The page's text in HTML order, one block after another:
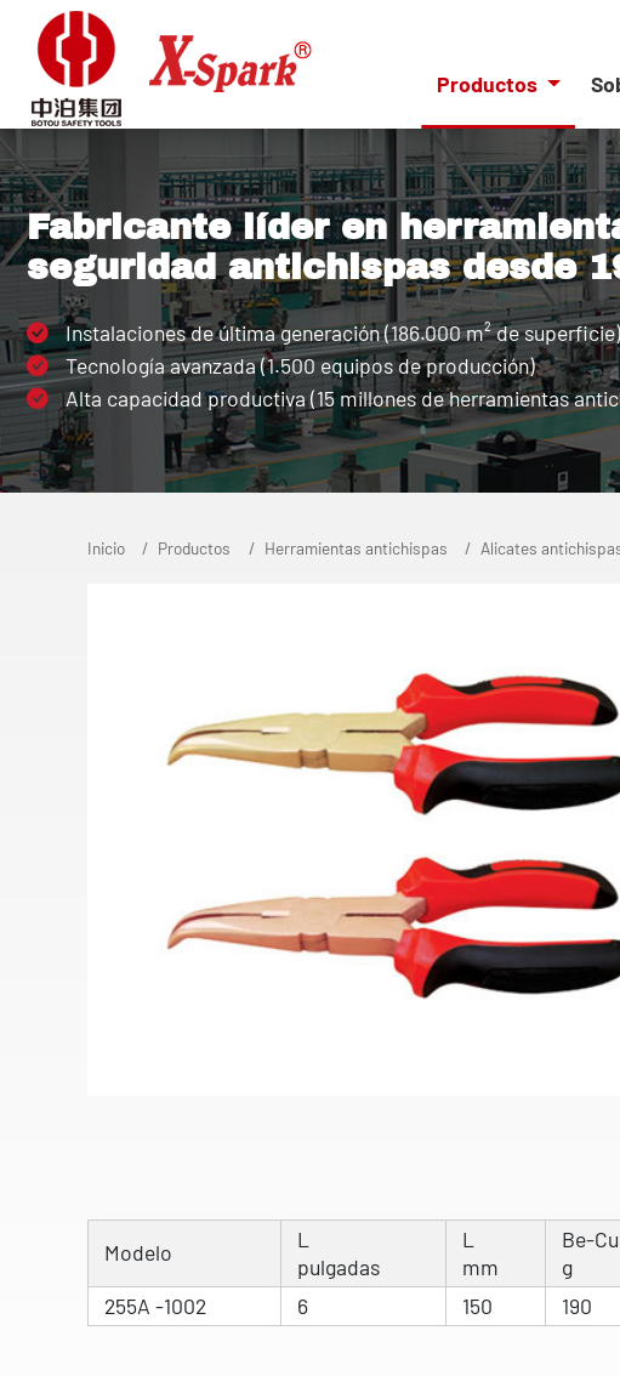
Productos
Fabricante líder en
seguridad antichispas desde
Instalaciones de última generación (186.000 m² de superficie)
Tecnología avanzada (1.500 equipos de producción)
Alta capacidad productiva (15 millones de herramientas
Inicio Productos Herramientas antichispas Alicates
Modelo
L
pulgadas
L
mm
Be-Cu
g
255A -1002
6 150 190